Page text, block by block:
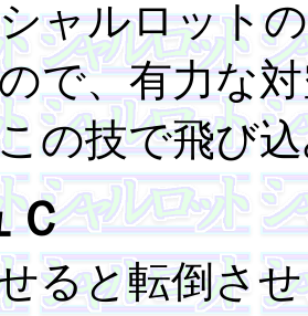
ャルロット
で、有力な
の技で飛び
Ｃ
ると転倒さ